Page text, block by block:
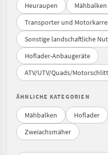
Heuraupen
Mähbalken
Transporter und
Sonstige landschaftliche
Hoflader-Anbaugeräte
ATV/UTV/Quads/
ÄHNLICHE KATEGORIEN
Mähbalken Hoflader
Zweiachsmäher